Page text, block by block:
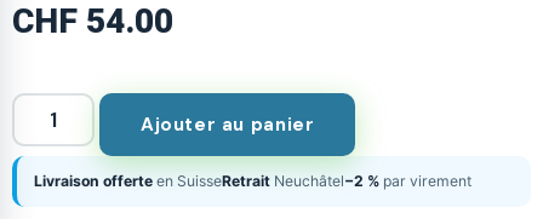
CHF 54.00
Ajouter au panier
Livraison offerte en SuisseRetrait Neuchâtel−2 % par virement